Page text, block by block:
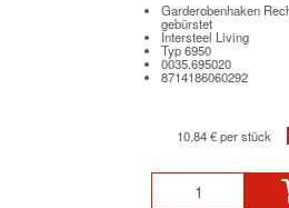
Garderobenhaken
gebürstet
Intersteel Living
Typ 6950
0035.695020
8714186060292
10,84 € per stück